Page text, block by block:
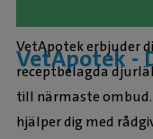
VetApotek -
VetApotek erbjuder
receptbelagda
till närmaste
hjälper dig med